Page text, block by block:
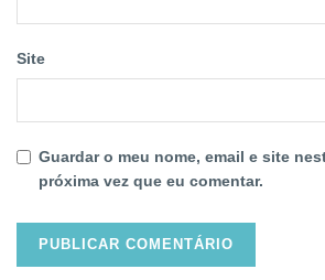
Site
Guardar o meu nome, email e site
próxima vez que eu comentar.